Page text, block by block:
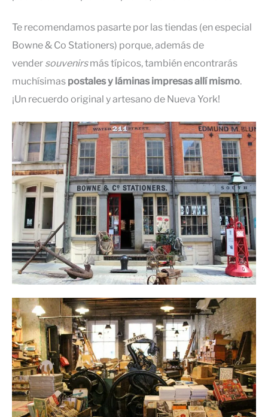
Te recomendamos pasarte por las tiendas (en especial
Bowne & Co Stationers) porque, además de
vender souvenirsmás típicos, también encontrarás
muchísimas postales y láminas impresas allí mismo.
¡Un recuerdo original y artesano de Nueva York!